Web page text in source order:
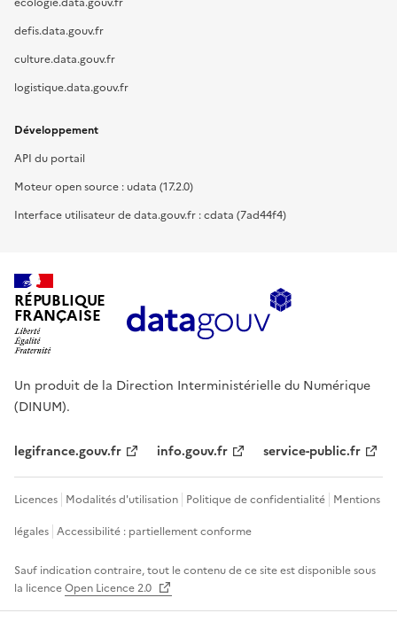
defis.data.gouv.fr
culture.data.gouv.fr
logistique.data.gouv.fr
Développement
API du portail
Moteur open source : udata (17.2.0)
Interface utilisateur de data.gouv.fr : cdata (7ad44f4)
RÉPUBLIQUE
FRANÇAISE
Un produit de la Direction Interministérielle du Numérique
(DINUM).
legifrance.gouv.fr info.gouv.fr service-public.fr
Licences Modalités d'utilisation Politique de confidentialité Mentions
légales Accessibilité : partiellement conforme
Sauf indication contraire, tout le contenu de ce site est disponible sous
la licenceOpen Licence 2.0